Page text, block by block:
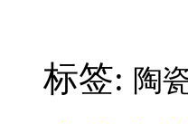
标签: 陶